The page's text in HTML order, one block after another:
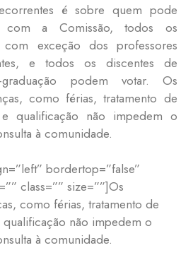
é sobre quem pode
a Comissão, todos os
com exceção dos professores
e todos os discentes de
podem votar. Os
como férias, tratamento de
e qualificação não impedem o
à comunidade.
bordertop=”false”
class=”” size=””]Os
como férias, tratamento de
qualificação não impedem o
à comunidade.